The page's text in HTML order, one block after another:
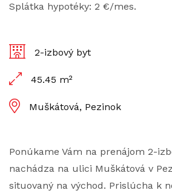
Splátka hypotéky: 2 €/mes.
2-izbový byt
45.45 m²
Muškátová, Pezinok
Ponúkame Vám na prenájom 2-
nachádza na ulici Muškátová v
situovaný na východ. Prislúcha k